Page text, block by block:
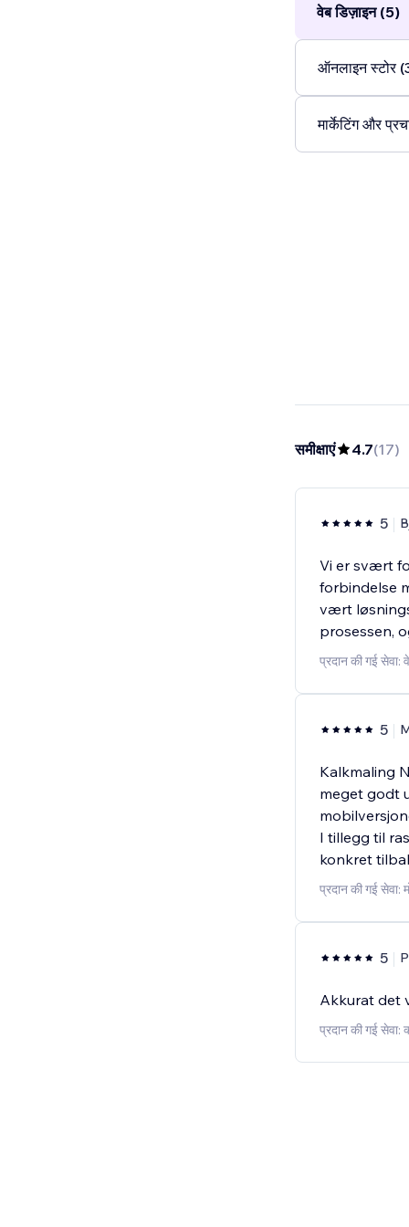
वेब डिज़ाइन (5)
ऑनलाइन स्टोर
मार्केटिंग और
समीक्षाएं 4.7(17)
5
Vi er svært
forbindelse
vært
prosessen,
प्रदान की गई सेवा:
5
Kalkmaling
meget godt
I tillegg til
konkret
प्रदान की गई सेवा:
5
Akkurat det
प्रदान की गई सेवा: